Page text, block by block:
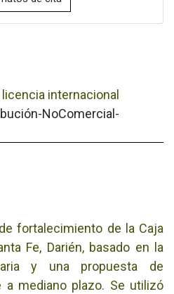
internacional
NoComercial-
fortalecimiento de la Caja
Fe, Darién, basado en la
y una propuesta de
mediano plazo. Se utilizó